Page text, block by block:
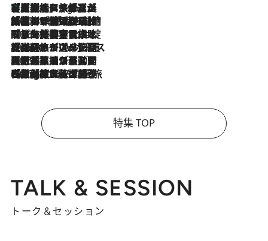
7 Hours Ago
【厳選旅コスメ】「多機能アイテムがメイン！」旅好き美容エディターが選んだ夏旅ベストコスメを発表【Mサイズジップ】
2026.8.6
「荷物が増えるほど旅ストレスは増す」美容ジャーナリストがたどり着いた最終結論。“化粧品を劇的に減らす”感動の凝縮美容とは
2026.8.6
「旅先には金髪ウィッグを持参」日本と同じメイクでは損してる!? 美容ジャーナリストが提案する“掟破りの旅美容”とは
2026.8.6
【厳選旅コスメ】「身軽さ＆UV対策重視！」ヘアアーティストshucoが選んだ夏旅ベストコスメを発表【Mサイズジップ】
2026.8.5
【厳選旅コスメ】国内をあちこち移動する河井菜摘が選んだ夏旅ベストコスメ発表！「リラックスアイテムはマスト」【Mサイズジップ】
2026.8.4
【厳選旅コスメ】「紫外線＆乾燥対策しながらメイク感も！」ヘア＆メイクGeorgeが選んだ夏旅ベストコスメを発表！【Mサイズジップ】
特集 TOP
TALK & SESSION
トーク＆セッション